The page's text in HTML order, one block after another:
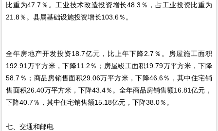
比重为47.7％。工业技术改造投资增长48.3％，占工业投资比重为
21.8％。县属基础设施投资增长103.6％。
全年房地产开发投资18.7亿元，比上年下降2.7％。房屋施工面积
192.91万平方米，下降11.2％；房屋竣工面积19.79万平方米，下降
58.7％；商品房销售面积29.06万平方米，下降46.6％，其中住宅销
售面积26.40万平方米，下降43.4％。全年商品房销售额16.81亿元，
下降40.7％，其中住宅销售额15.18亿元，下降38.0％。
七、交通和邮电